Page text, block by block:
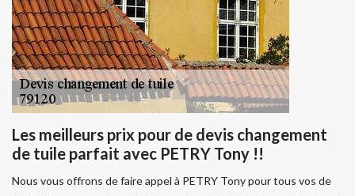
Les meilleurs prix pour de devis changement
de tuile parfait avec PETRY Tony !!
Nous vous offrons de faire appel à PETRY Tony pour tous vos de